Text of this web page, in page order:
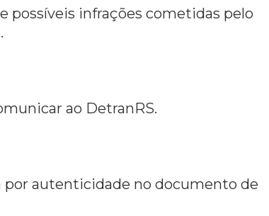
possíveis infrações cometidas pelo
ao DetranRS.
por autenticidade no documento de